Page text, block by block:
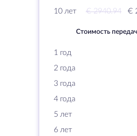
10 лет
€ 2940.94 €
Стоимость
1 год
2 года
3 года
4 года
5 лет
6 лет